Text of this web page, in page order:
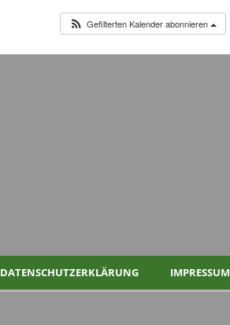
Gefilterten Kalender abonnieren
DATENSCHUTZERKLÄRUNG IMPRESSUM